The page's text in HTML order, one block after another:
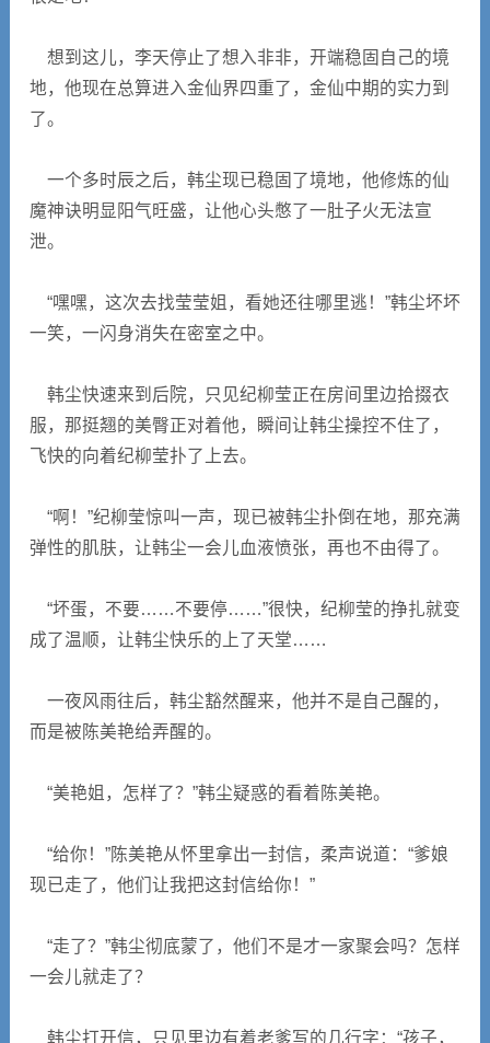
想到这儿，李天停止了想入非非，开端稳固自己的境
地，他现在总算进入金仙界四重了，金仙中期的实力到
了。
一个多时辰之后，韩尘现已稳固了境地，他修炼的仙
魔神诀明显阳气旺盛，让他心头憋了一肚子火无法宣
泄。
“嘿嘿，这次去找莹莹姐，看她还往哪里逃！”韩尘坏坏
一笑，一闪身消失在密室之中。
韩尘快速来到后院，只见纪柳莹正在房间里边拾掇衣
服，那挺翘的美臀正对着他，瞬间让韩尘操控不住了，
飞快的向着纪柳莹扑了上去。
“啊！”纪柳莹惊叫一声，现已被韩尘扑倒在地，那充满
弹性的肌肤，让韩尘一会儿血液愤张，再也不由得了。
“坏蛋，不要……不要停……”很快，纪柳莹的挣扎就变
成了温顺，让韩尘快乐的上了天堂……
一夜风雨往后，韩尘豁然醒来，他并不是自己醒的，
而是被陈美艳给弄醒的。
“美艳姐，怎样了？”韩尘疑惑的看着陈美艳。
“给你！”陈美艳从怀里拿出一封信，柔声说道：“爹娘
现已走了，他们让我把这封信给你！”
“走了？”韩尘彻底蒙了，他们不是才一家聚会吗？怎样
一会儿就走了？
韩尘打开信，只见里边有着老爹写的几行字：“孩子，